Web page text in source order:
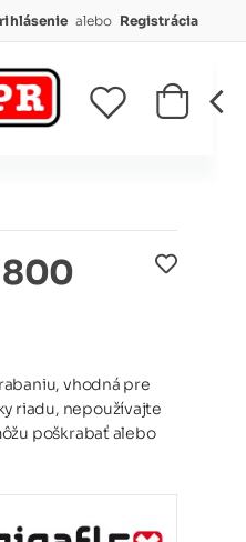
alebo Registrácia
vhodná pre
riadu, nepoužívajte
poškrabať alebo